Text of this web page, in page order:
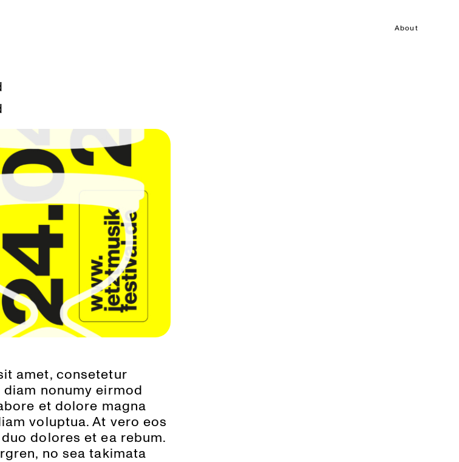
About
amet, consetetur
nonumy eirmod
et dolore magna
voluptua. At vero eos
dolores et ea rebum.
no sea takimata